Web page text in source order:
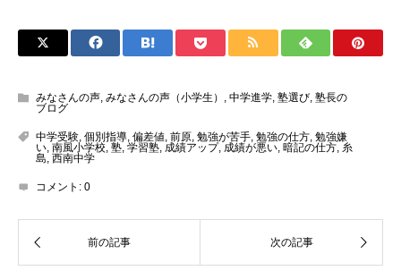
みなさんの声, みなさんの声（小学生） , 中学進学, 塾選び, 塾長の
ブログ
中学受験, 個別指導, 偏差値, 前原, 勉強が苦手, 勉強の仕方, 勉強嫌
い, 南風小学校, 塾, 学習塾, 成績アップ, 成績が悪い, 暗記の仕方, 糸
島, 西南中学
コメント: 0